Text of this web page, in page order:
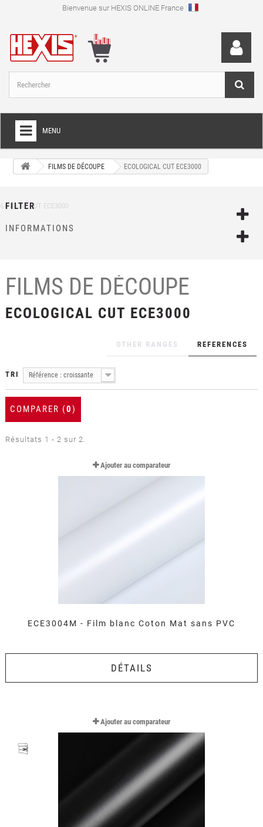
Bienvenue sur HEXIS ONLINE France
MENU
FILM POUR TOTAL COVERING
+
FILMS SPÉCIAUX
+
FILMS ET PAPIERS TRANSFERTS
FILMS POUR LE TEXTILE
FILMS DE PROTECTION
+
FORMATIONS
FILMS DE DÉCOUPE ECOLOGICAL CUT ECE3000
FILTER
INFORMATIONS
FILMS DE DÉCOUPE
ECOLOGICAL CUT ECE3000
REFERENCES
OTHER RANGES
TRI Référence : croissante
COMPARER (0)
Résultats 1 - 2 sur 2.
ECE3004M - Film blanc Coton Mat sans PVC
DÉTAILS
Ajouter au comparateur
Ajouter au comparateur